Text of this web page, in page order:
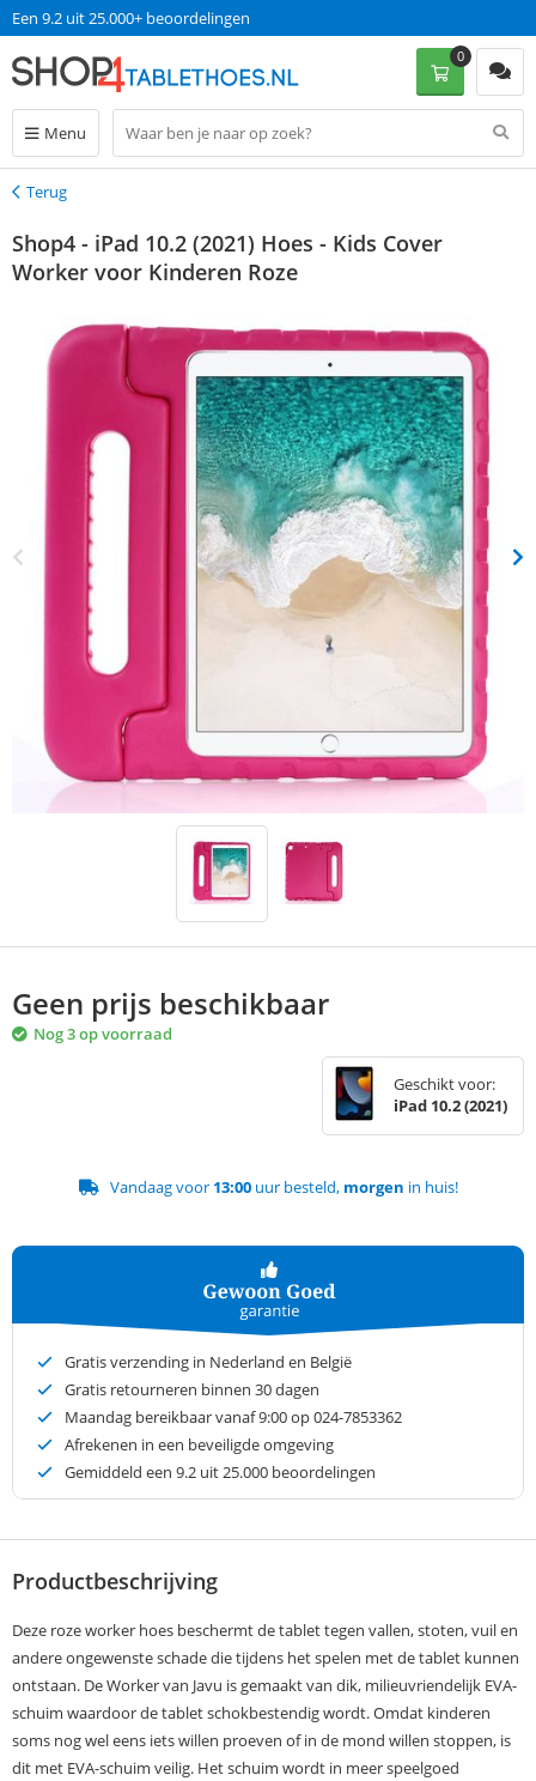
Een 9.2 uit 25.000+ beoordelingen
Menu
0
Terug
Terug
Shop4 - iPad 10.2 (2021) Hoes - Kids Cover
Worker voor Kinderen Roze
Geen prijs beschikbaar
Nog 3 op voorraad
Geschikt voor:
iPad 10.2 (2021)
Vandaag voor 13:00uur besteld, morgen in huis!
Gratis verzending in Nederland en België
Gratis retourneren binnen 30 dagen
Maandag bereikbaar vanaf 9:00 op 024-7853362
Afrekenen in een beveiligde omgeving
Gemiddeld een 9.2 uit 25.000 beoordelingen
Productbeschrijving
Deze roze worker hoes beschermt de tablet tegen vallen, stoten, vuil en
andere ongewenste schade die tijdens het spelen met de tablet kunnen
ontstaan. De Worker van Javu is gemaakt van dik, milieuvriendelijk EVA-
schuim waardoor de tablet schokbestendig wordt. Omdat kinderen
soms nog wel eens iets willen proeven of in de mond willen stoppen, is
dit met EVA-schuim veilig. Het schuim wordt in meer speelgoed